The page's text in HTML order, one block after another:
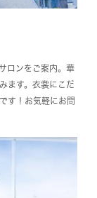
ロンをご案内。華
ます。衣裳にこだ
す！お気軽にお問